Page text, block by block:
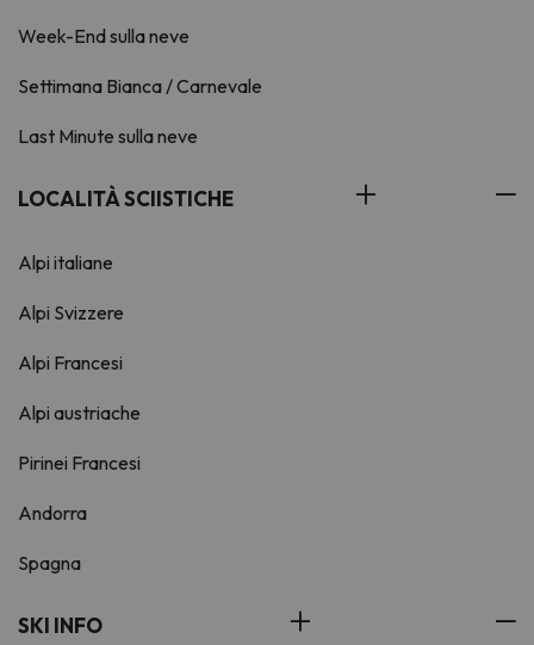
Week-End sulla neve
Settimana Bianca / Carnevale
Last Minute sulla neve
LOCALITÀ SCIISTICHE
Alpi italiane
Alpi Svizzere
Alpi Francesi
Alpi austriache
Pirinei Francesi
Andorra
Spagna
SKI INFO